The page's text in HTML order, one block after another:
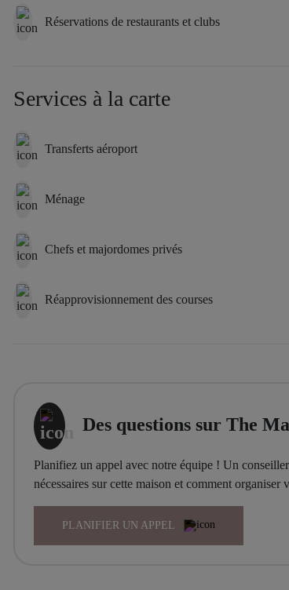
Réservations de restaurants et clubs
Services à la carte
Transferts aéroport
Ménage
Chefs et majordomes privés
Réapprovisionnement des courses
Des questions sur The
Planifiez un appel avec notre équipe ! Un
nécessaires sur cette maison et comment organiser
PLANIFIER UN APPEL